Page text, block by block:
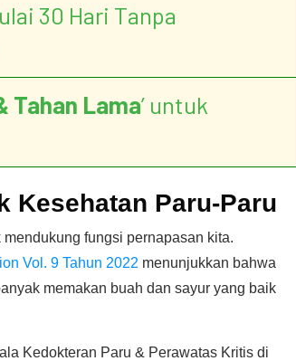
30 Hari Tanpa
Tahan Lama’ untuk
Kesehatan Paru-Paru
fungsi pernapasan kita.
Vol. 9 Tahun 2022 menunjukkan bahwa
memakan buah dan sayur yang baik
Kedokteran Paru & Perawatas Kritis di